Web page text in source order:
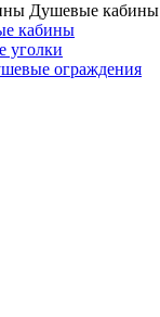
Душевые кабины
кабины
уголки
ограждения